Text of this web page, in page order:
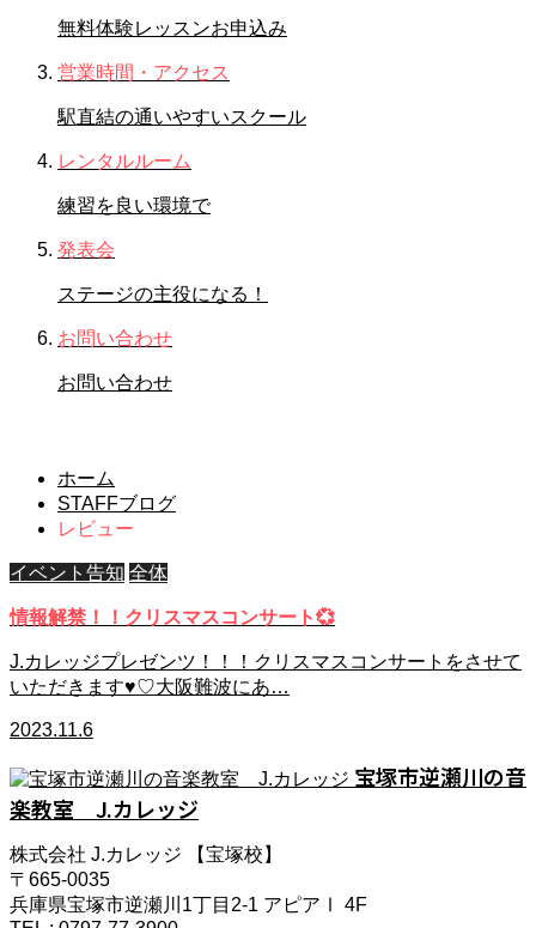
無料体験レッスンお申込み
営業時間・アクセス
駅直結の通いやすいスクール
レンタルルーム
練習を良い環境で
発表会
ステージの主役になる！
お問い合わせ
お問い合わせ
ホーム
STAFFブログ
レビュー
イベント告知 全体
情報解禁！！クリスマスコンサート💞
J.カレッジプレゼンツ！！！クリスマスコンサートをさせて
いただきます♥♡大阪難波にあ…
2023.11.6
宝塚市逆瀬川の音
楽教室 J.カレッジ
株式会社 J.カレッジ 【宝塚校】
〒665-0035
兵庫県宝塚市逆瀬川1丁目2-1 アピアⅠ 4F